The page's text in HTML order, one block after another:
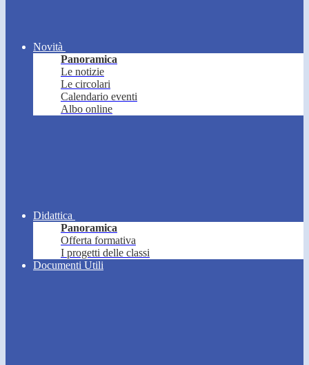
Novità
Panoramica
Le notizie
Le circolari
Calendario eventi
Albo online
Didattica
Panoramica
Offerta formativa
I progetti delle classi
Documenti Utili